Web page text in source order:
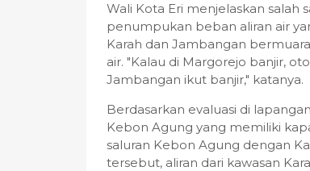
Wali Kota Eri menjelaskan salah
penumpukan beban aliran air
Karah dan Jambangan
air. "Kalau di Margorejo banjir,
Jambangan ikut banjir," katanya.
Berdasarkan evaluasi di
Kebon Agung yang memiliki
saluran Kebon Agung dengan
tersebut, aliran dari kawasan